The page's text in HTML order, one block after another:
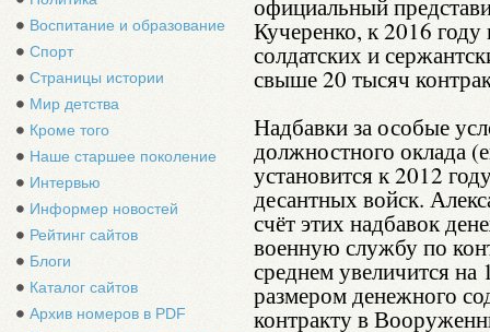
Воспитание и образование
Спорт
Страницы истории
Мир детства
Кроме того
Наше старшее поколение
Интервью
Информер новостей
Рейтинг сайтов
Блоги
Каталог сайтов
Архив номеров в PDF
официальный
Кучеренко, к 2016
солдатских и
свыше 20 тысяч
Надбавки за особые
должностного оклада
установится к 2012
десантных войск.
счёт этих надбавок
военную службу по
среднем увеличится
размером денежного
контракту в